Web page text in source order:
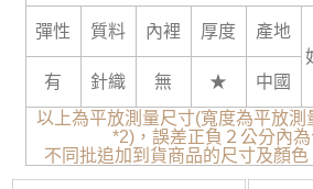
彈性 質料 內裡 厚度 產地
有 針織 無 ★
中國
以上為平放測量尺寸(寬度為平放測
*2)，誤差正負２公分內為
不同批追加到貨商品的尺寸及顏